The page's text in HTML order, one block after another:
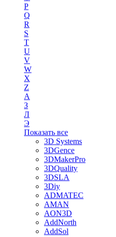
P
Q
R
S
T
U
V
W
X
Z
А
З
Л
Э
Показать все
3D Systems
3DGence
3DMakerPro
3DQuality
3DSLA
3Diy
ADMATEC
AMAN
AON3D
AddNorth
AddSol